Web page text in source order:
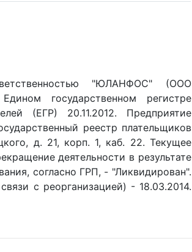
"ЮЛАНФОС" (ООО
государственном регистре
(ЕГР) 20.11.2012. Предприятие
реестр плательщиков
д. 21, корп. 1, каб. 22. Текущее
деятельности в результате
согласно ГРП, - "Ликвидирован".
с реорганизацией) - 18.03.2014.